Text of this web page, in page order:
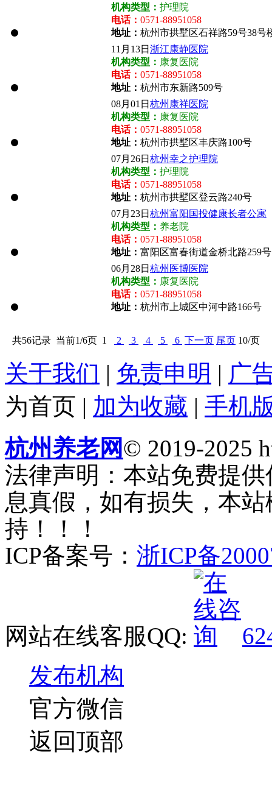
机构类型： 护理院
电话： 0571-88951058
地址： 杭州市拱墅区石祥路59号38号
11月13日 浙江康静医院
机构类型： 康复医院
电话： 0571-88951058
地址： 杭州市东新路509号
08月01日 杭州康祥医院
机构类型： 康复医院
电话： 0571-88951058
地址： 杭州市拱墅区丰庆路100号
07月26日 杭州幸之护理院
机构类型： 护理院
电话： 0571-88951058
地址： 杭州市拱墅区登云路240号
07月23日 杭州富阳国投健康长者公寓
机构类型： 养老院
电话： 0571-88951058
地址： 富阳区富春街道金桥北路259号
06月28日 杭州医博医院
机构类型： 康复医院
电话： 0571-88951058
地址： 杭州市上城区中河中路166号
共56记录 当前1/6页 1 2 3 4 5 6 下一页 尾页 10/页
关于我们 | 免责申明 | 广
为首页 | 加为收藏 | 手机
杭州养老网© 2019-2025
法律声明：本站免费提
息真假，如有损失，本
持！！！
ICP备案号： 浙ICP备
网站在线客服QQ:
发布机构
官方微信
返回顶部